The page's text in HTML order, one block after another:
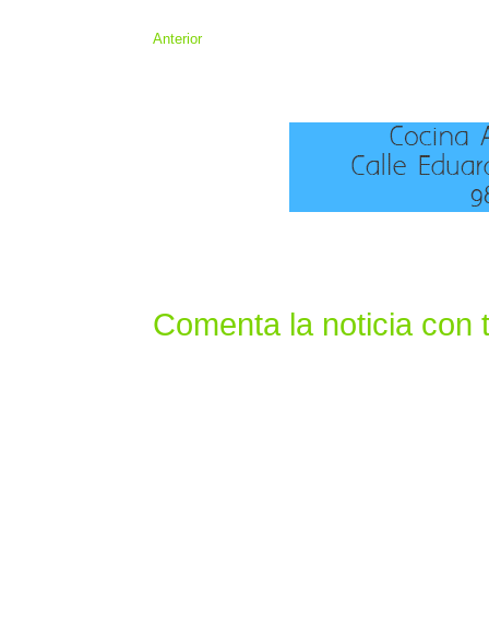
Anterior
Comenta la noticia con